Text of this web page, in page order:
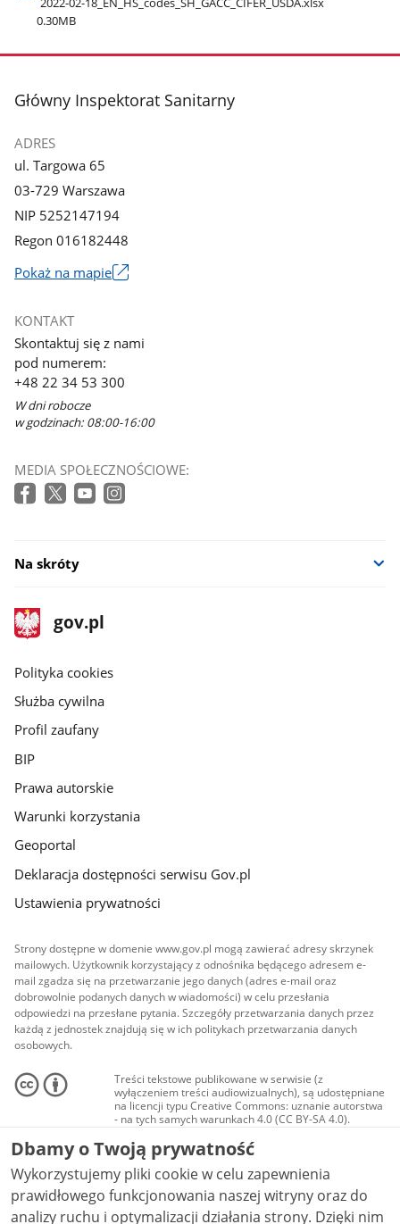
0.30MB
stopka
Główny Inspektorat Sanitarny
ADRES
ul. Targowa 65
03-729 Warszawa
NIP 5252147194
Regon 016182448
Pokaż na mapie
się
w
nowym
oknie
KONTAKT
Skontaktuj się z nami
pod numerem:
+48 22 34 53 300
W dni robocze
w godzinach: 08:00-16:00
MEDIA SPOŁECZNOŚCIOWE:
Na skróty
stopka
gov.pl
Strona
gov.pl
gov.pl
Polityka cookies
Służba cywilna
Profil zaufany
BIP
Prawa autorskie
Warunki korzystania
Geoportal
Deklaracja dostępności serwisu Gov.pl
Ustawienia prywatności
Strony dostępne w domenie www.gov.pl mogą zawierać adresy skrzynek
mailowych. Użytkownik korzystający z odnośnika będącego adresem e-
mail zgadza się na przetwarzanie jego danych (adres e-mail oraz
dobrowolnie podanych danych w wiadomości) w celu przesłania
odpowiedzi na przesłane pytania. Szczegóły przetwarzania danych przez
każdą z jednostek znajdują się w ich politykach przetwarzania danych
osobowych.
Treści tekstowe publikowane w serwisie (z
wyłączeniem treści audiowizualnych), są udostępniane
na licencji typu Creative Commons: uznanie autorstwa
- na tych samych warunkach 4.0 (CC BY-SA 4.0).
Materiały audiowizualne, w tym zdjęcia, materiały
audio i wideo, są udostępniane na licencji typu
Creative Commons: uznanie autorstwa użycie
niekomercyjne - bez utworów zależnych 4.0 (CC BY-
NC-ND 4.0), o ile nie jest to stwierdzone inaczej.
Dbamy o Twoją prywatność
Wykorzystujemy pliki cookie w celu zapewnienia
prawidłowego funkcjonowania naszej witryny oraz do
analizy ruchu i optymalizacji działania strony. Dzięki nim